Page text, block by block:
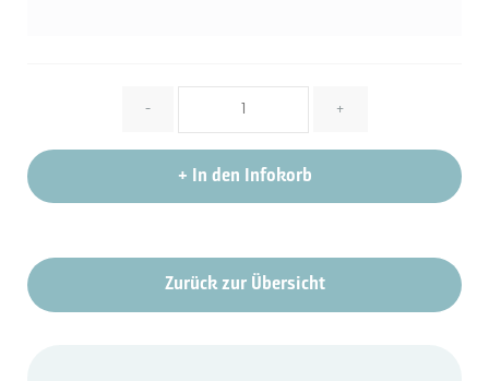
- +
+ In den Infokorb
Zurück zur Übersicht